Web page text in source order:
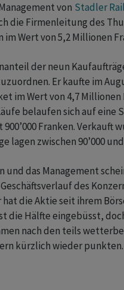
von Stadler Rail
die Firmenleitung des
im Wert von 5,2 Millionen
der neun
Er kaufte im
im Wert von 4,7 Millionen
belaufen sich auf eine
900’000 Franken. Verkauft
lagen zwischen 90’000
und das Management
des
hat die Aktie seit ihrem
die Hälfte eingebüsst,
nach den teils
kürzlich wieder punkten.